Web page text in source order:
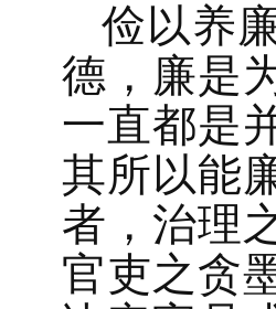
俭以养
德，廉是
一直都是
其所以能
者，治理
官吏之贪